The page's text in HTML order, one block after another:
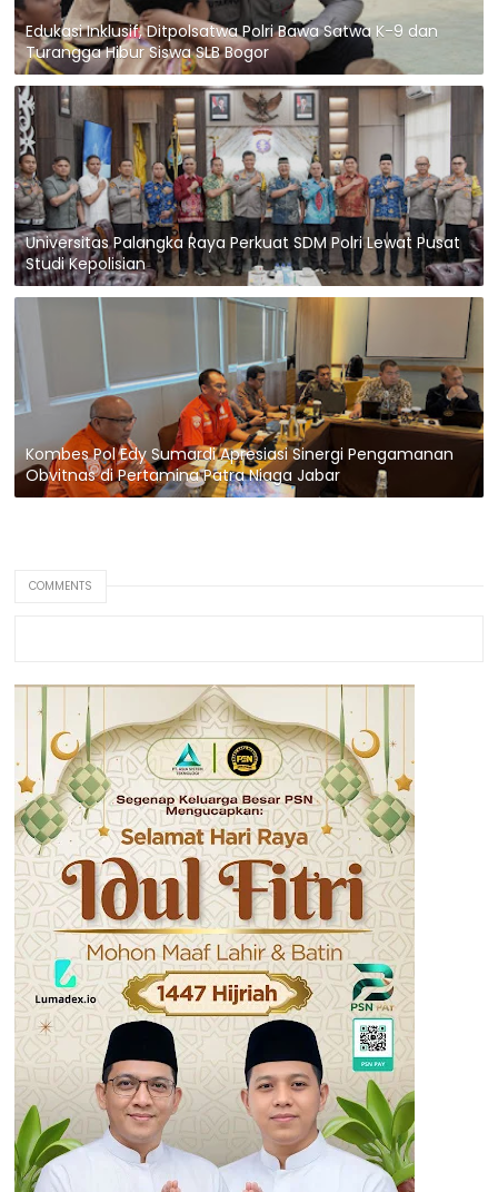
Edukasi Inklusif, Ditpolsatwa Polri Bawa Satwa K-9 dan
Turangga Hibur Siswa SLB Bogor
Universitas Palangka Raya Perkuat SDM Polri Lewat Pusat
Studi Kepolisian
Kombes Pol Edy Sumardi Apresiasi Sinergi Pengamanan
Obvitnas di Pertamina Patra Niaga Jabar
COMMENTS